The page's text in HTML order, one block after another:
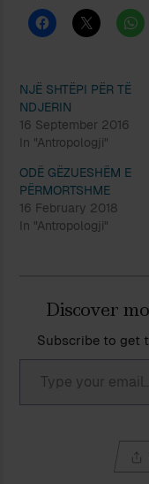
NJË SHTËPI PËR TË
NDJERIN
16 September 2016
In "Antropologji"
ODË GËZUESHËM E
PËRMORTSHME
16 February 2018
In "Antropologji"
Discover
Subscribe to get
Type your email…